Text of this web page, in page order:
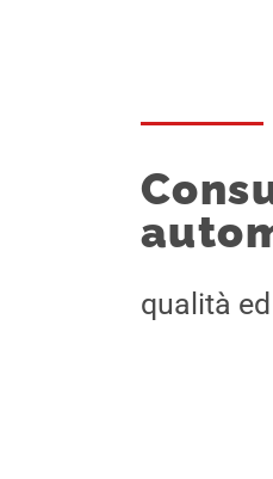
qualità